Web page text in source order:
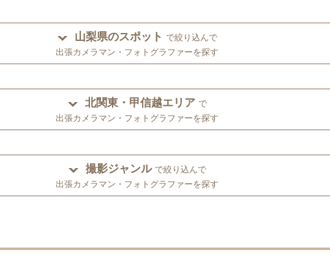
山梨県のスポット で絞り込んで
出張カメラマン・フォトグラファーを探す
北関東・甲信越エリア で
出張カメラマン・フォトグラファーを探す
撮影ジャンル で絞り込んで
出張カメラマン・フォトグラファーを探す